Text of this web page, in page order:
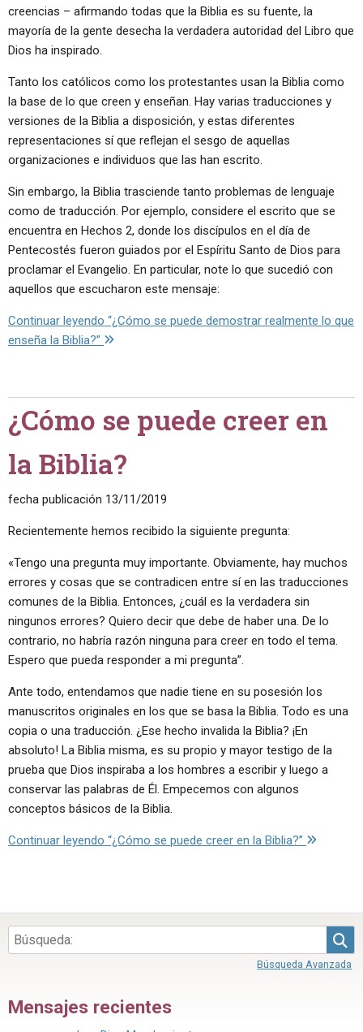
creencias – afirmando todas que la Biblia es su fuente, la
mayoría de la gente desecha la verdadera autoridad del Libro que
Dios ha inspirado.
Tanto los católicos como los protestantes usan la Biblia como
la base de lo que creen y enseñan. Hay varias traducciones y
versiones de la Biblia a disposición, y estas diferentes
representaciones sí que reflejan el sesgo de aquellas
organizaciones e individuos que las han escrito.
Sin embargo, la Biblia trasciende tanto problemas de lenguaje
como de traducción. Por ejemplo, considere el escrito que se
encuentra en Hechos 2, donde los discípulos en el día de
Pentecostés fueron guiados por el Espíritu Santo de Dios para
proclamar el Evangelio. En particular, note lo que sucedió con
aquellos que escucharon este mensaje:
Continuar leyendo “¿Cómo se puede demostrar realmente lo que
enseña la Biblia?”
¿Cómo se puede creer en
la Biblia?
fecha publicación 13/11/2019
Recientemente hemos recibido la siguiente pregunta:
«Tengo una pregunta muy importante. Obviamente, hay muchos
errores y cosas que se contradicen entre sí en las traducciones
comunes de la Biblia. Entonces, ¿cuál es la verdadera sin
ningunos errores? Quiero decir que debe de haber una. De lo
contrario, no habría razón ninguna para creer en todo el tema.
Espero que pueda responder a mi pregunta”.
Ante todo, entendamos que nadie tiene en su posesión los
manuscritos originales en los que se basa la Biblia. Todo es una
copia o una traducción. ¿Ese hecho invalida la Biblia? ¡En
absoluto! La Biblia misma, es su propio y mayor testigo de la
prueba que Dios inspiraba a los hombres a escribir y luego a
conservar las palabras de Él. Empecemos con algunos
conceptos básicos de la Biblia.
Continuar leyendo “¿Cómo se puede creer en la Biblia?”
Búsqueda Avanzada
Mensajes recientes